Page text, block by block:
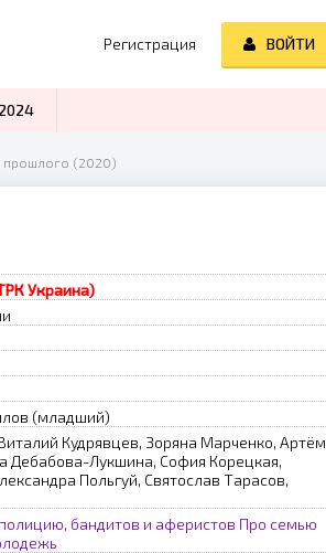
прошлого (2020)
Украина)
(младший)
Кудрявцев, Зоряна Марченко, Артём
Дебабова-Лукшина, София Корецкая,
Польгуй, Святослав Тарасов,
бандитов и аферистов Про семью
Регистрация ВОЙТИ